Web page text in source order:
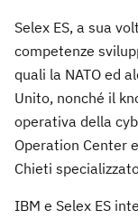
Selex ES, a sua
competenze
quali la NATO ed
Unito, nonché il
operativa della
Operation Center
Chieti
IBM e Selex ES